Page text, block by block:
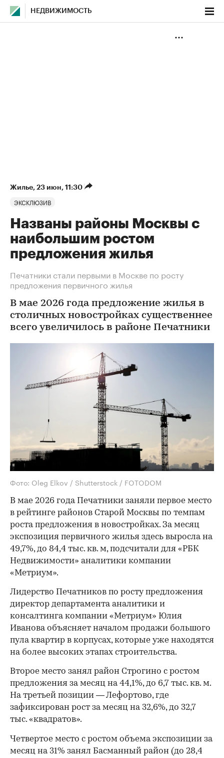
НЕДВИЖИМОСТЬ
Жилье⁠, 23 июн, 11:30
ЭКСКЛЮЗИВ
Названы районы Москвы с
наибольшим ростом
предложения жилья
Печатники стали первыми в Москве по росту
предложения первичного жилья
В мае 2026 года предложение жилья в
столичных новостройках существеннее
всего увеличилось в районе Печатники
Фото: Oleg Elkov / Shutterstock / FOTODOM
В мае 2026 года Печатники заняли первое место
в рейтинге районов Старой Москвы по темпам
роста предложения в новостройках. За месяц
экспозиция первичного жилья здесь выросла на
49,7%, до 84,4 тыс. кв. м, подсчитали для «РБК
Недвижимости» аналитики компании
«Метриум».
Лидерство Печатников по росту предложения
директор департамента аналитики и
консалтинга компании «Метриум» Юлия
Иванова объясняет началом продажи большого
пула квартир в корпусах, которые уже находятся
на более высоких этапах строительства.
Второе место занял район Строгино с ростом
предложения за месяц на 44,1%, до 6,7 тыс. кв. м.
На третьей позиции — Лефортово, где
зафиксирован рост за месяц на 32,6%, до 32,7
тыс. «квадратов».
Четвертое место с ростом объема экспозиции за
месяц на 31% занял Басманный район (до 28,4